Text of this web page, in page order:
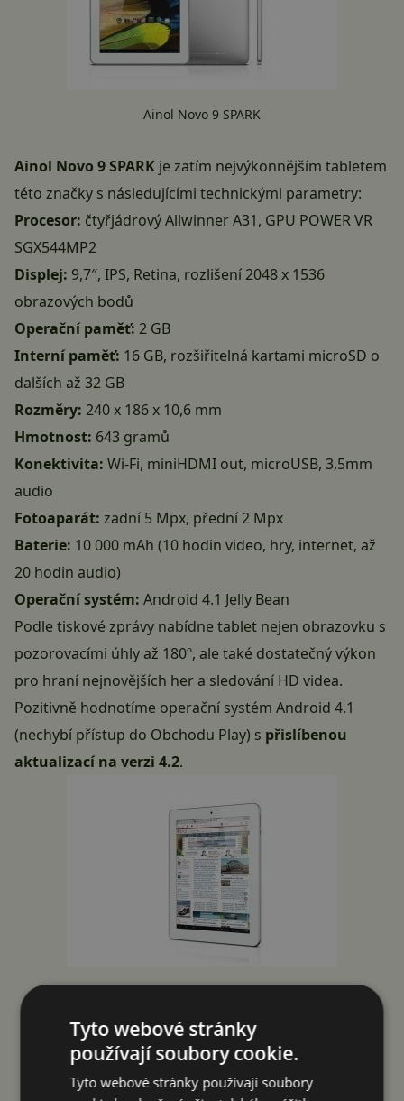
Ainol Novo 9 SPARK
Ainol Novo 9 SPARK je zatím nejvýkonnějším tabletem
této značky s následujícími technickými parametry:
Procesor: čtyřjádrový Allwinner A31, GPU POWER VR
SGX544MP2
Displej: 9,7″, IPS, Retina, rozlišení 2048 x 1536
obrazových bodů
Operační paměť: 2 GB
Interní paměť: 16 GB, rozšiřitelná kartami microSD o
dalších až 32 GB
Rozměry: 240 x 186 x 10,6 mm
Hmotnost: 643 gramů
Konektivita: Wi-Fi, miniHDMI out, microUSB, 3,5mm
audio
Fotoaparát: zadní 5 Mpx, přední 2 Mpx
Baterie: 10 000 mAh (10 hodin video, hry, internet, až
20 hodin audio)
Operační systém: Android 4.1 Jelly Bean
Podle tiskové zprávy nabídne tablet nejen obrazovku s
pozorovacími úhly až 180º, ale také dostatečný výkon
pro hraní nejnovějších her a sledování HD videa.
Pozitivně hodnotíme operační systém Android 4.1
(nechybí přístup do Obchodu Play) s přislíbenou
aktualizací na verzi 4.2.
Ainol Novo 9 SPARK
Tyto webové stránky
používají soubory cookie.
Tyto webové stránky používají soubory